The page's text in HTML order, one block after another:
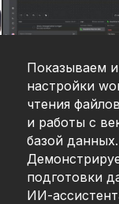
Показываем
настройки
чтения
и работы с
базой данных.
подготовки
ИИ-